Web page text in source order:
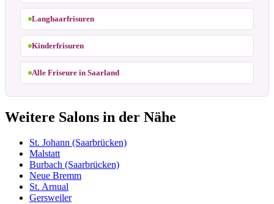
Langhaarfrisuren
Kinderfrisuren
Alle Friseure in Saarland
Weitere Salons in der Nähe
St. Johann (Saarbrücken)
Malstatt
Burbach (Saarbrücken)
Neue Bremm
St. Arnual
Gersweiler